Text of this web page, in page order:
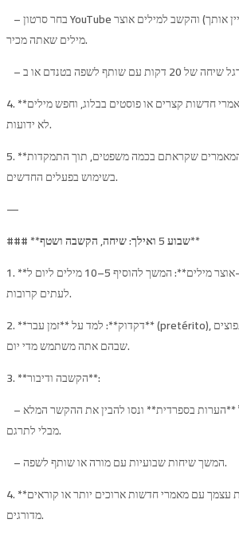
– בחר סרטון YouTube בספרדית (כל נושא שמעניין אותך) והקשב למילים אוצר
מילים שאתה מכיר.
4. **קריאה**: נסה לקרוא מאמרי חדשות קצרים או פוסטים בבלוג, וחפש מילים
לא ידועות.
5. **כתיבה**: סכמו את המאמרים שקראתם בכמה משפטים, תוך התמקדות
בשימוש בפעלים החדשים.
—
### **
שבוע 5 ואילך: שיחה, הקשבה ושטף**
1. **אוצר מילים**: המשך להוסיף 5–10 מילים ליום ל-Anki/Memrise וסקור
לעתים קרובות.
2. **דקדוק**: למד על **זמן עבר** (pretérito), תוך התמקדות בפעלים נפוצים
שבהם אתה משתמש מדי יום.
3. **הקשבה ודיבור**:
– האזן לפרקי ביניים של **הערות בספרדית** ונסו להבין את ההקשר המלא
מבלי לתרגם.
– המשך שיחות שבועיות עם מורה או שותף לשפה.
4. **קריאה**: אתגר את עצמך עם מאמרי חדשות ארוכים יותר או קוראים
מדורגים.